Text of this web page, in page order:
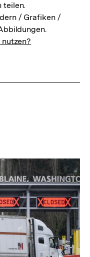
teilen.
/ Grafiken /